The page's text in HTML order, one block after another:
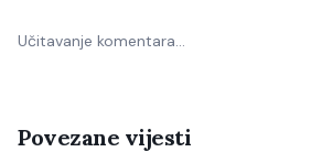
Učitavanje komentara…
Povezane vijesti